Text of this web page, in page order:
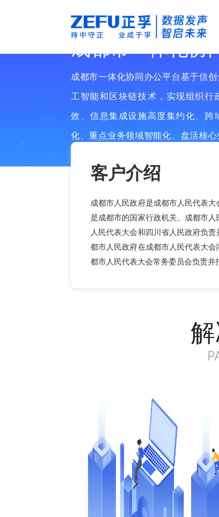
成都市一体化协
成都市一体化协同办公平台基于信
工智能和区块链技术，实现组织行
效、信息集成设施高度集约化、跨
化、重点业务领域智能化、盘活核
行政效能。
客户介绍
成都市人民政府是成都市人民代表
是成都市的国家行政机关。成都市
人民代表大会和四川省人民政府负
都市人民政府在成都市人民代表大
都市人民代表大会常务委员会负责并